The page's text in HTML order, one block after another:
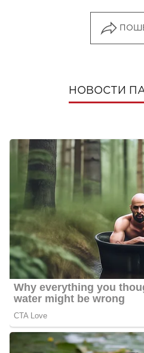
НОВОСТИ